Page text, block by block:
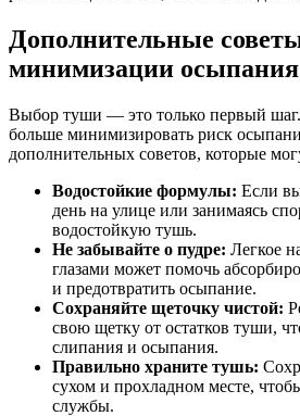
Дополнительные
минимизации осыпания
Выбор туши — это только первый
больше минимизировать риск
дополнительных советов, которые
Водостойкие формулы: Если
день на улице или занимаясь
водостойкую тушь.
Не забывайте о пудре: Легкое
глазами может помочь
и предотвратить осыпание.
Сохраняйте щеточку чистой:
свою щетку от остатков туши,
слипания и осыпания.
Правильно храните тушь:
сухом и прохладном месте,
службы.